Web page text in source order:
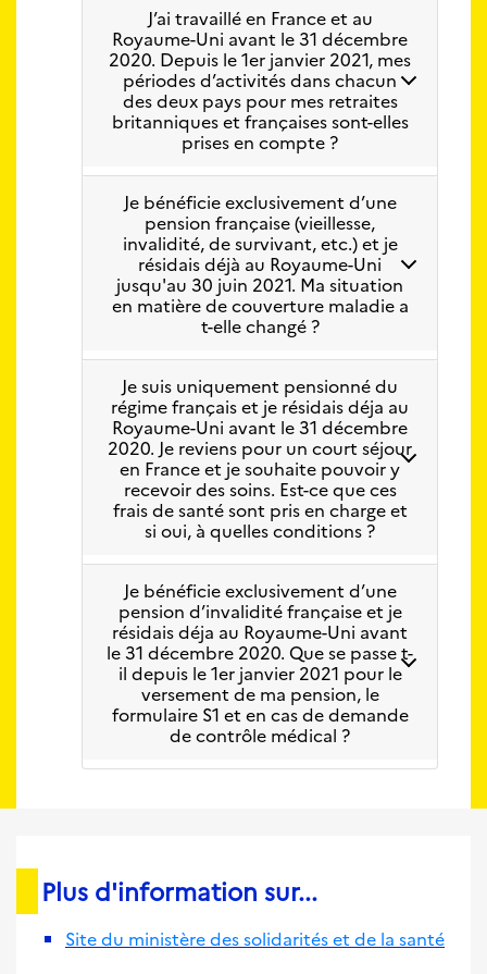
J’ai travaillé en France et au
Royaume-Uni avant le 31 décembre
2020. Depuis le 1er janvier 2021, mes
périodes d’activités dans chacun
des deux pays pour mes retraites
britanniques et françaises sont-elles
prises en compte ?
Je bénéficie exclusivement d’une
pension française (vieillesse,
invalidité, de survivant, etc.) et je
résidais déjà au Royaume-Uni
jusqu'au 30 juin 2021. Ma situation
en matière de couverture maladie a
t-elle changé ?
Je suis uniquement pensionné du
régime français et je résidais déja au
Royaume-Uni avant le 31 décembre
2020. Je reviens pour un court séjour
en France et je souhaite pouvoir y
recevoir des soins. Est-ce que ces
frais de santé sont pris en charge et
si oui, à quelles conditions ?
Je bénéficie exclusivement d’une
pension d’invalidité française et je
résidais déja au Royaume-Uni avant
le 31 décembre 2020. Que se passe t-
il depuis le 1er janvier 2021 pour le
versement de ma pension, le
formulaire S1 et en cas de demande
de contrôle médical ?
Plus d'information sur...
Site du ministère des solidarités et de la santé